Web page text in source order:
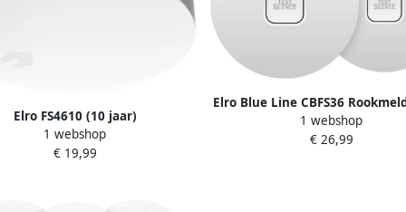
Elro FS4610 (10 jaar)
1 webshop
€ 19,99
Elro Blue Line CBFS36
pack (5 jaar)
1 webshop
€ 26,99